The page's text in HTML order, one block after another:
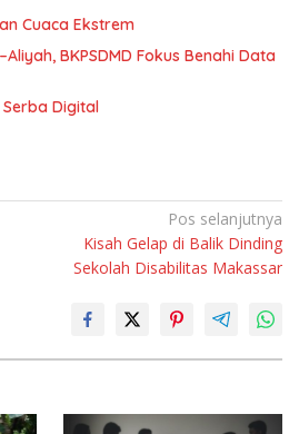
Cuaca Ekstrem
BKPSDMD Fokus Benahi Data
Digital
Pos selanjutnya
Kisah Gelap di Balik Dinding
Sekolah Disabilitas Makassar